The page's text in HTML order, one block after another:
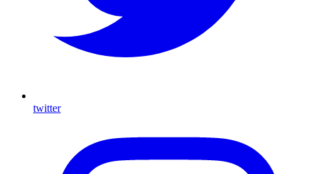
twitter